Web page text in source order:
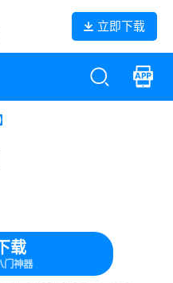
立即下载
载
门神器